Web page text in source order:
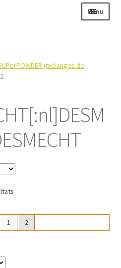
Menu
Ouvrir
(mélanges de
Trié
popularité
1
2